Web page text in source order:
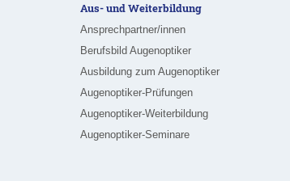
Aus- und Weiterbildung
Ansprechpartner/innen
Berufsbild Augenoptiker
Ausbildung zum Augenoptiker
Augenoptiker-Prüfungen
Augenoptiker-Weiterbildung
Augenoptiker-Seminare